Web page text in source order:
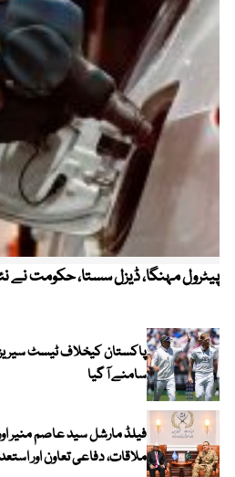
پیٹرول مہنگا، ڈیزل سستا، حکومت نے
سامنے آ گیا
فیلڈ مارشل سید عاصم منیر
ملاقات، دفاعی تعاون اور